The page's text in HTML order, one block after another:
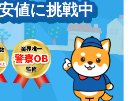
値に挑戦中
値に挑戦中